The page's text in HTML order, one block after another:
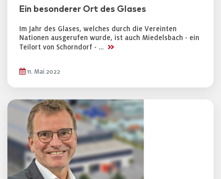
Ein besonderer Ort des Glases
Im Jahr des Glases, welches durch die Vereinten
Nationen ausgerufen wurde, ist auch Miedelsbach - ein
Teilort von Schorndorf - … >>
11. Mai 2022